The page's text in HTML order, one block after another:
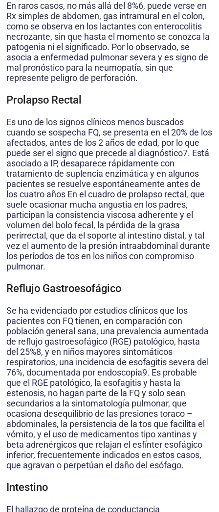
En raros casos, no más allá del 8%6, puede verse en
Rx simples de abdomen, gas intramural en el colon,
como se observa en los lactantes con enterocolitis
necrozante, sin que hasta el momento se conozca la
patogenia ni el significado. Por lo observado, se
asocia a enfermedad pulmonar severa y es signo de
mal pronóstico para la neumopatía, sin que
represente peligro de perforación.
Prolapso Rectal
Es uno de los signos clínicos menos buscados
cuando se sospecha FQ, se presenta en el 20% de los
afectados, antes de los 2 años de edad, por lo que
puede ser el signo que precede al diagnóstico7. Está
asociado a IP, desaparece rápidamente con
tratamiento de suplencia enzimática y en algunos
pacientes se resuelve espontáneamente antes de
los cuatro años En el cuadro de prolapso rectal, que
suele ocasionar mucha angustia en los padres,
participan la consistencia viscosa adherente y el
volumen del bolo fecal, la pérdida de la grasa
perirrectal, que da el soporte al intestino distal, y tal
vez el aumento de la presión intraabdominal durante
los períodos de tos en los niños con compromiso
pulmonar.
Reflujo Gastroesofágico
Se ha evidenciado por estudios clínicos que los
pacientes con FQ tienen, en comparación con
población general sana, una prevalencia aumentada
de reflujo gastroesofágico (RGE) patológico, hasta
del 25%8, y en niños mayores sintomáticos
respiratorios, una incidencia de esofagitis severa del
76%, documentada por endoscopia9. Es probable
que el RGE patológico, la esofagitis y hasta la
estenosis, no hagan parte de la FQ y solo sean
secundarios a la sintomatología pulmonar, que
ocasiona desequilibrio de las presiones toraco –
abdominales, la persistencia de la tos que facilita el
vómito, y el uso de medicamentos tipo xantinas y
beta adrenérgicos que relajan el esfínter esofágico
inferior, frecuentemente indicados en estos casos,
que agravan o perpetúan el daño del esófago.
Intestino
El hallazgo de proteína de conductancia